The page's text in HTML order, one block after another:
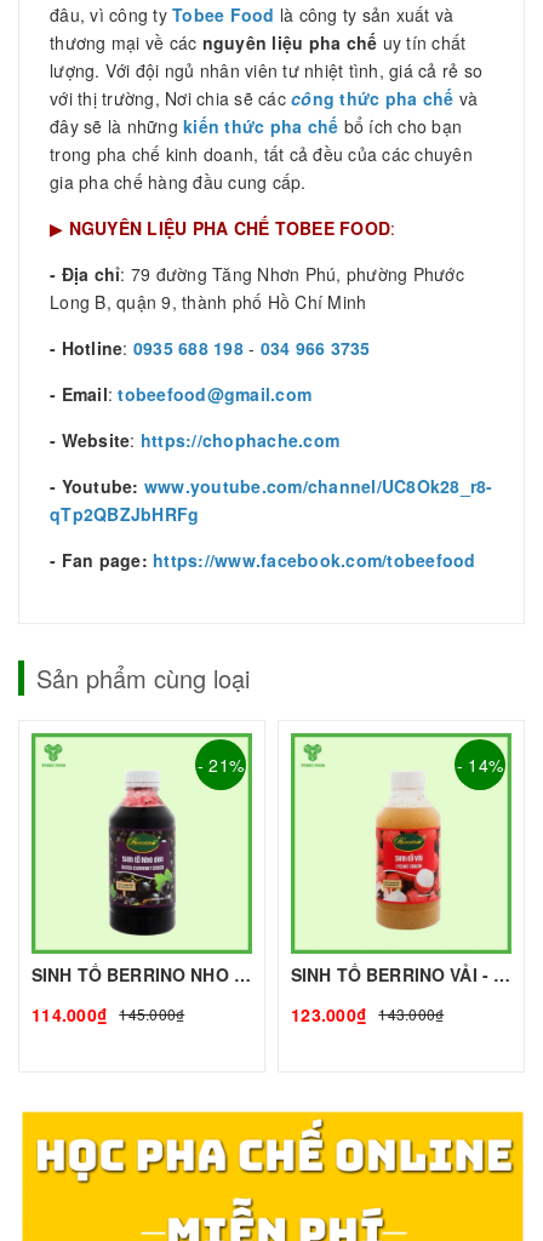
đâu, vì công ty Tobee Food là công ty sản xuất và
thương mại về các nguyên liệu pha chế uy tín chất
lượng. Với đội ngủ nhân viên tư nhiệt tình, giá cả rẻ so
với thị trường, Nơi chia sẽ các công thức pha chế và
đây sẽ là những kiến thức pha chế bổ ích cho bạn
trong pha chế kinh doanh, tất cả đều của các chuyên
gia pha chế hàng đầu cung cấp.
▶ NGUYÊN LIỆU PHA CHẾ TOBEE FOOD:
- Địa chỉ: 79 đường Tăng Nhơn Phú, phường Phước
Long B, quận 9, thành phố Hồ Chí Minh
- Hotline: 0935 688 198- 034 966 3735
- Email:tobeefood@gmail.com
- Website: https://chophache.com
- Youtube: www.youtube.com/channel/UC8Ok28_r8-
qTp2QBZJbHRFg
- Fan page: https://www.facebook.com/tobeefood
Sản phẩm cùng loại
- 21%
SINH TỐ BERRINO NHO - 1L - BERRINO | Mứt - Sinh Tố làm Trà Sữa - TOBEE FOOD
114.000₫
145.000₫
- 14%
SINH TỐ BERRINO VẢI - 1L - BERRINO | Mứt - Sinh Tố làm Trà Sữa - TOBEE FOOD
123.000₫
143.000₫